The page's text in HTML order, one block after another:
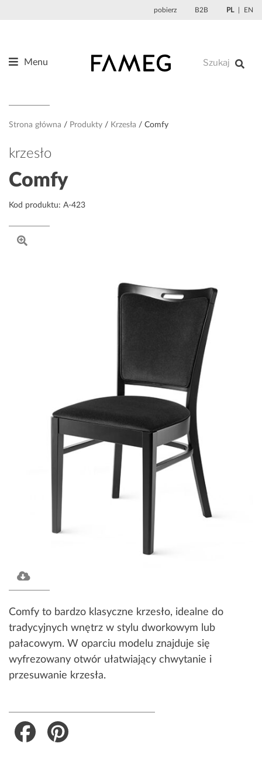
pobierz B2B PL EN
Menu
O nas
Projektanci
Referencje
Kontakt
Sklep
Strona główna Produkty Krzesła Comfy
krzesło
Comfy
Kod produktu: A-423
Comfy to bardzo klasyczne krzesło, idealne do
tradycyjnych wnętrz w stylu dworkowym lub
pałacowym. W oparciu modelu znajduje się
wyfrezowany otwór ułatwiający chwytanie i
przesuwanie krzesła.
Facebook